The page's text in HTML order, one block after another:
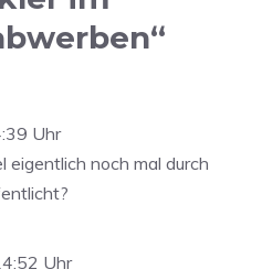
Uhr
eigentlich noch mal durch
Uhr